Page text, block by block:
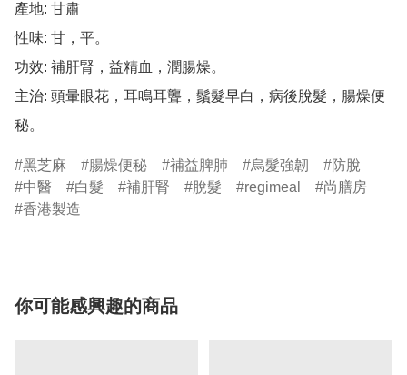
產地: 甘肅
性味: 甘，平。
功效: 補肝腎，益精血，潤腸燥。
主治: 頭暈眼花，耳鳴耳聾，鬚髮早白，病後脫髮，腸燥便
黑芝麻 腸燥便秘 補益脾肺 烏髮強韌
防脫
中醫
白髮 補肝腎 脫髮 regimeal
尚膳房
香港製造
你可能感興趣的商品